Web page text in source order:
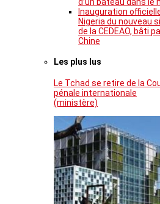
Inauguration
Nigeria du nouveau
de la CEDEAO, bâti
Chine
Les plus lus
Le Tchad se retire de la
pénale internationale
(ministère)